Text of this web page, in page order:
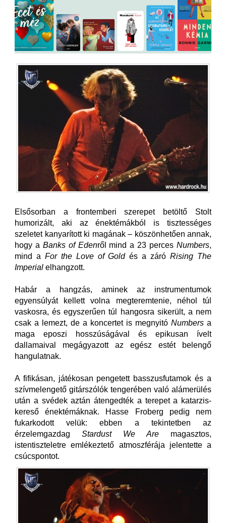
Elsősorban a frontemberi szerepet betöltő Stolt
humorizált, aki az énektémákból is tisztességes
szeletet kanyarított ki magának – köszönhetően annak,
hogy a Banks of Edenről mind a 23 percesNumbers,
mind a For the Love of Goldés a záróRising The
Imperial elhangzott.
Habár a hangzás, aminek az instrumentumok
egyensúlyát kellett volna megteremtenie, néhol túl
vaskosra, és egyszerűen túl hangosra sikerült, a nem
csak a lemezt, de a koncertet is megnyitó Numbers a
maga eposzi hosszúságával és epikusan ívelt
dallamaival megágyazott az egész estét belengő
hangulatnak.
A fifikásan, játékosan pengetett basszusfutamok és a
szívmelengető gitárszólók tengerében való alámerülés
után a svédek aztán átengedték a terepet a katarzis-
kereső énektémáknak. Hasse Froberg pedig nem
fukarkodott velük: ebben a tekintetben az
érzelemgazdag Stardust We Are magasztos,
istentiszteletre emlékeztető atmoszférája jelentette a
csúcspontot.